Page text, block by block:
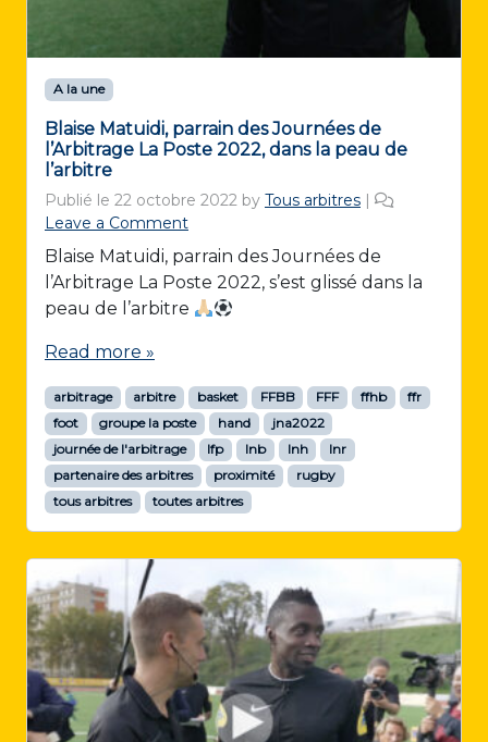
A la une
Blaise Matuidi, parrain des Journées de
l’Arbitrage La Poste 2022, dans la peau de
l’arbitre
Publié le 22 octobre 2022 by Tous arbitres
Leave a Comment
Blaise Matuidi, parrain des Journées de
l’Arbitrage La Poste 2022, s’est glissé dans la
peau de l’arbitre
Read more »
arbitrage arbitre basket FFBB FFF ffhb
ffr
foot
groupe la poste hand
jna2022
journée de l'arbitrage
lfp lnb lnh
lnr
partenaire des arbitres
proximité
rugby
tous arbitres
toutes arbitres